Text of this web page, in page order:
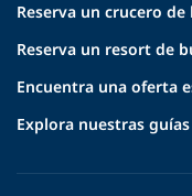
Reserva un crucero de
Reserva un resort de
Encuentra una oferta
Explora nuestras